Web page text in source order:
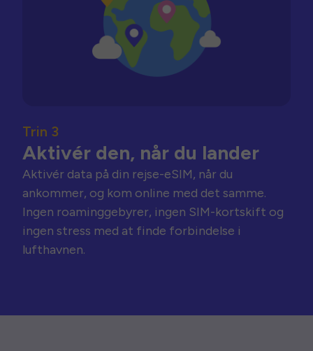
Trin 3
Aktivér den, når du lander
Aktivér data på din rejse-eSIM, når du
ankommer, og kom online med det samme.
Ingen roaminggebyrer, ingen SIM-kortskift og
ingen stress med at finde forbindelse i
lufthavnen.